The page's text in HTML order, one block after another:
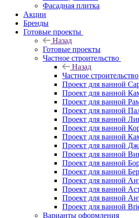
Фасадная плитка
Акции
Бренды
Готовые проекты
Назад
Готовые проекты
Частное строительство
Назад
Частное строительство
Проект для ванной
Проект для ванной
Проект для ванной
Проект для ванной
Проект для ванной
Проект для ванной
Проект для ванной
Проект для ванной
Проект для ванной
Проект для ванной
Проект для ванной
Проект для ванной
Проект для ванной
Проект для ванной
Проект для ванной
Варианты оформления